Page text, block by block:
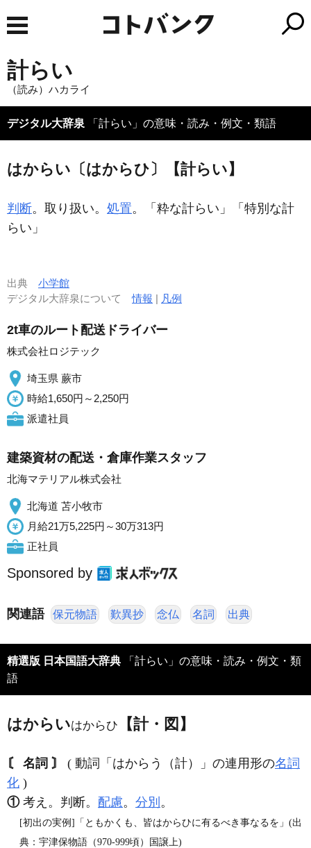
計らい
（読み）ハカライ
デジタル大辞泉 「計らい」の意味・読み・例文・類語
はからい〔はからひ〕【計らい】
判断。取り扱い。 処置。「粋な計らい 」「特別な計
らい 」
出典 小学館
デジタル大辞泉について情報 | 凡例
2t車のルート配送ドライバー
株式会社ロジテック
埼玉県 蕨市
時給1,650円～2,250円
派遣社員
建築資材の配送・倉庫作業スタッフ
北海マテリアル株式会社
北海道 苫小牧市
月給21万5,225円～30万313円
正社員
Sponsored by
関連語 保元物語 歎異抄 念仏 名詞 出典
精選版 日本国語大辞典 「計らい」の意味・読み・例文・類
語
はからいはからひ 【計・図】
〘 名詞 〙 ( 動詞「はからう（計）」の連用形の名詞
化 )
①考え。判断。 配慮。 分別 。
[初出の実例]「ともかくも、皆はからひに有るべき事なるを」(出
典：宇津保物語（970‐999頃）国譲上)